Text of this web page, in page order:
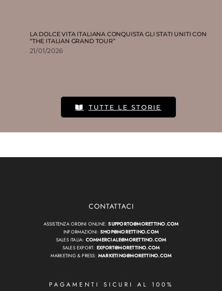
LA DOLCE VITA ITALIANA CONQUISTA GLI STATI UNITI CON
“THE ITALIAN GRAND TOUR”
21/01/2026
TUTTE LE STORIE
CONTATTACI
ASSISTENZA ORDINI ONLINE:SUPPORTO@MORETTINO.COM
INFORMAZIONI:SHOP@MORETTINO.COM
SALES ITALIA: COMMERCIALE@MORETTINO.COM
SALES EXPORT: EXPORT@MORETTINO.COM
MARKETING & PRESS:MARKETING@MORETTINO.COM
PAGAMENTI SICURI AL 100%